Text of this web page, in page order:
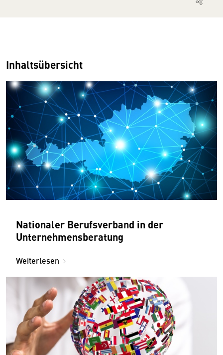
Inhaltsübersicht
Nationaler Berufsverband in der
Unternehmensberatung
Weiterlesen